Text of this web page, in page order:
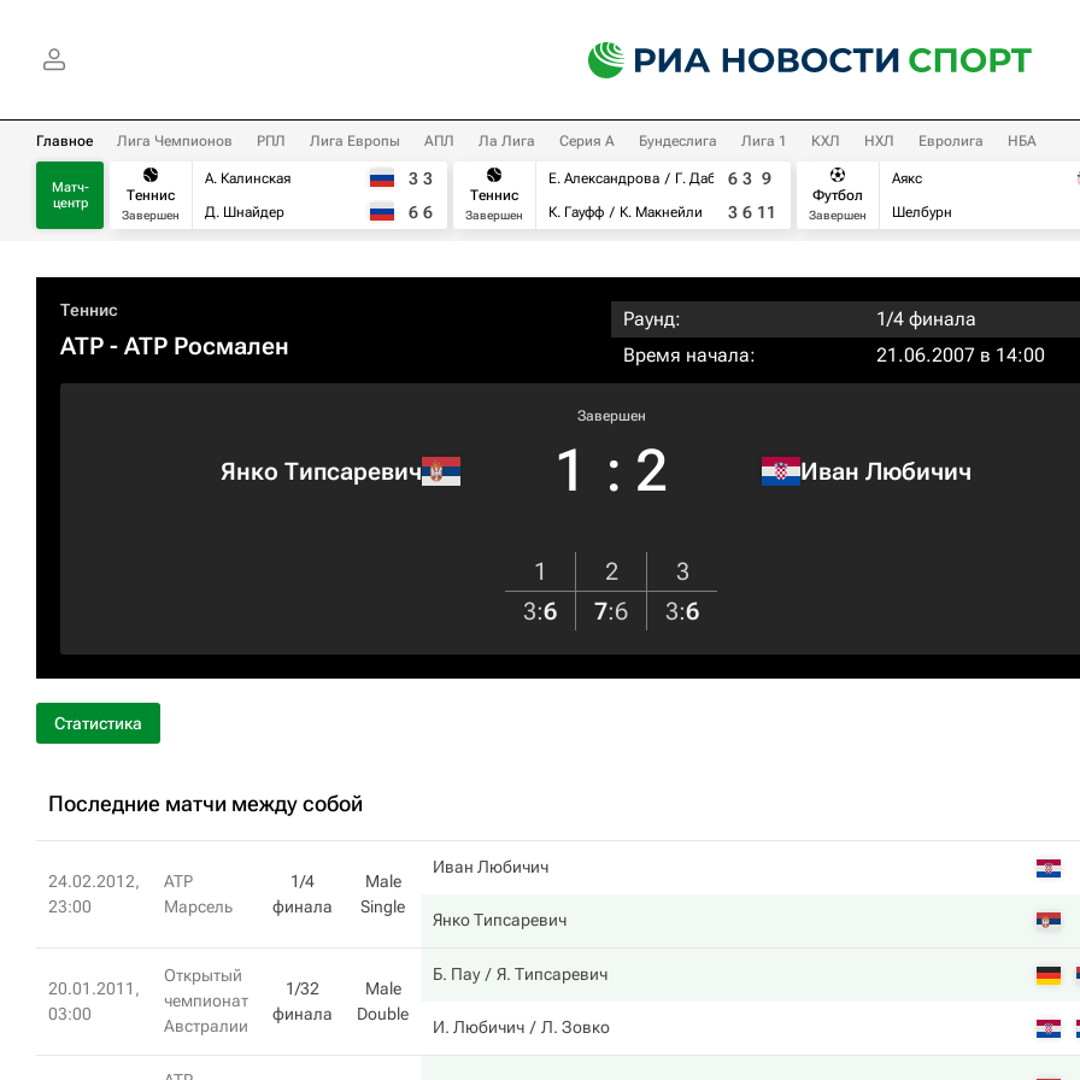
Главное Лига Чемпионов РПЛ Лига Европы АПЛ Ла Лига Серия А Бундеслига Лига 1 КХЛ НХЛ Евролига НБА
Матч-
центр
Теннис
Завершен
А. Калинская
Д. Шнайдер
3 3
6 6
Теннис
Завершен
Е. Александрова
Г. Дабровски
К. Гауфф
К. Макнейли
6 3 9
3 6 11
Футбол
Завершен
Аякс
Шелбурн
Теннис
ATP - ATP Росмален
Раунд:
1/4 финала
Время начала:
21.06.2007 в 14:00
Янко Типсаревич
Завершен
1 : 2 Иван Любичич
1 2
3
3:6 7:6 3:6
Статистика
Последние матчи между собой
24.02.2012,
23:00
ATP
Марсель
1/4
финала
Male
Single
Иван Любичич
Янко Типсаревич
20.01.2011,
03:00
Открытый
чемпионат
Австралии
1/32
финала
Male
Double
Б. Пау Я. Типсаревич
И. Любичич Л. Зовко